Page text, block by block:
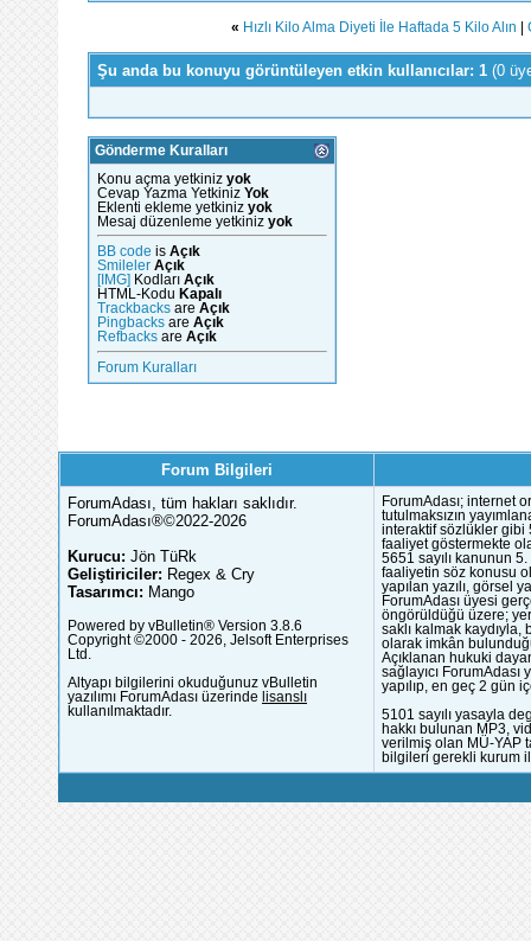
« Hızlı Kilo Alma Diyeti İle Haftada 5 Kilo Alın
Şu anda bu konuyu görüntüleyen etkin kullanıcılar: 1 (0
Gönderme Kuralları
Konu açma yetkiniz yok
Cevap Yazma Yetkiniz Yok
Eklenti ekleme yetkiniz yok
Mesaj düzenleme yetkiniz yok
BB code is Açık
Smileler Açık
[IMG]
Kodları Açık
HTML-Kodu Kapalı
Trackbacks are Açık
Pingbacks are Açık
Refbacks are Açık
Forum Kuralları
Forum Bilgileri
ForumAdası, tüm hakları saklıdır.
ForumAdası®©2022-2026
Kurucu: Jön TüRk
Geliştiriciler: Regex & Cry
Tasarımcı: Mango
Powered by vBulletin® Version 3.8.6
Copyright ©2000 - 2026, Jelsoft Enterprises
Ltd.
Altyapı bilgilerini okuduğunuz vBulletin
yazılımı ForumAdası üzerinde lisanslı
kullanılmaktadır.
ForumAdası; internet
tutulmaksızın
interaktif sözlükler gibi
faaliyet göstermekte
5651 sayılı kanunun
faaliyetin söz konusu
yapılan yazılı, görsel
ForumAdası üyesi
öngörüldüğü üzere;
saklı kalmak
olarak imkân
Açıklanan hukuki
sağlayıcı
yapılıp, en geç 2 gün
5101 sayılı yasayla
hakkı bulunan MP3,
verilmiş olan MÜ-YAP
bilgileri gerekli kurum